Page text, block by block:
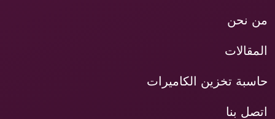
من نحن
المقالات
حاسبة تخزين الكاميرات
اتصل بنا